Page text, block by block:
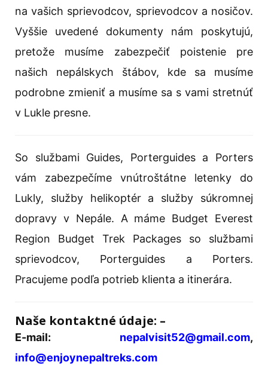
na vašich sprievodcov, sprievodcov a nosičov.
Vyššie uvedené dokumenty nám poskytujú,
pretože musíme zabezpečiť poistenie pre
našich nepálskych štábov, kde sa musíme
podrobne zmieniť a musíme sa s vami stretnúť
v Lukle presne.
So službami Guides, Porterguides a Porters
vám zabezpečíme vnútroštátne letenky do
Lukly, služby helikoptér a služby súkromnej
dopravy v Nepále. A máme Budget Everest
Region Budget Trek Packages so službami
sprievodcov, Porterguides a Porters.
Pracujeme podľa potrieb klienta a itinerára.
Naše kontaktné údaje: –
E-mail: nepalvisit52@gmail.com,
info@enjoynepaltreks.com